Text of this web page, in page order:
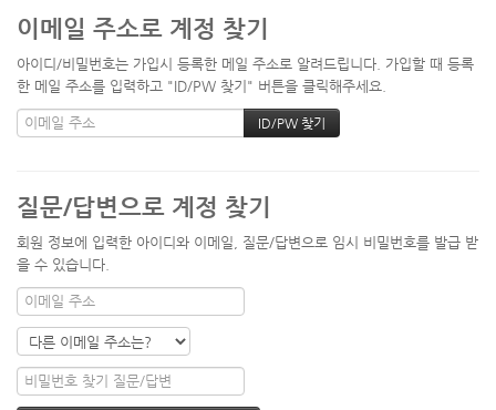
이메일 주소로 계정 찾기
아이디/비밀번호는 가입시 등록한 메일 주소로 알려드립니다. 가입할 때 등록
한 메일 주소를 입력하고 "ID/PW 찾기" 버튼을 클릭해주세요.
질문/답변으로 계정 찾기
회원 정보에 입력한 아이디와 이메일, 질문/답변으로 임시 비밀번호를 발급 받
을 수 있습니다.